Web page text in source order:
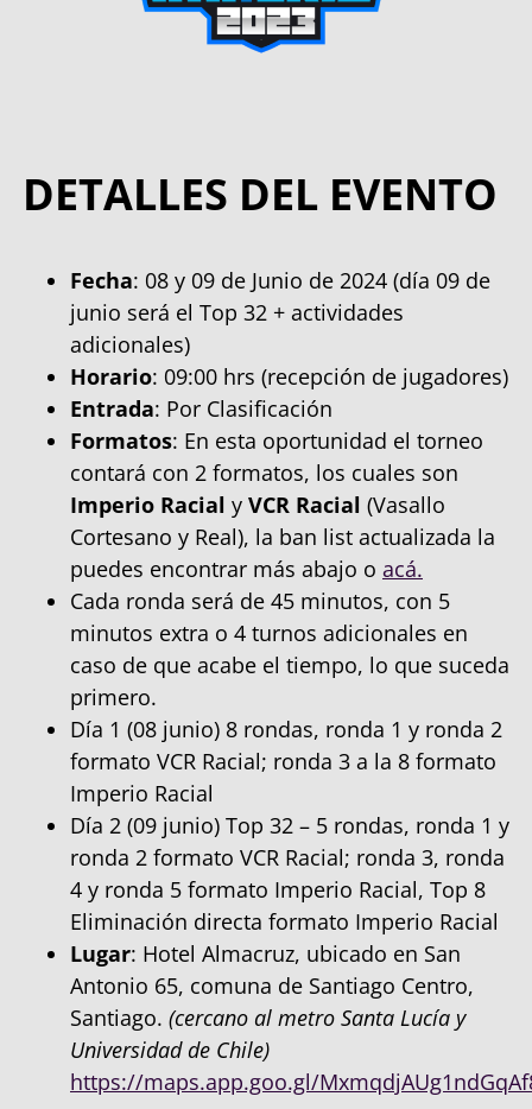
DETALLES DEL EVENTO
Fecha: 08 y 09 de Junio de 2024 (día 09 de
junio será el Top 32 + actividades
adicionales)
Horario: 09:00 hrs (recepción de jugadores)
Entrada: Por Clasificación
Formatos: En esta oportunidad el torneo
contará con 2 formatos, los cuales son
Imperio Racial y VCR Racial (Vasallo
Cortesano y Real), la ban list actualizada la
puedes encontrar más abajo o acá.
Cada ronda será de 45 minutos, con 5
minutos extra o 4 turnos adicionales en
caso de que acabe el tiempo, lo que suceda
primero.
Día 1 (08 junio) 8 rondas, ronda 1 y ronda 2
formato VCR Racial; ronda 3 a la 8 formato
Imperio Racial
Día 2 (09 junio) Top 32 – 5 rondas, ronda 1 y
ronda 2 formato VCR Racial; ronda 3, ronda
4 y ronda 5 formato Imperio Racial, Top 8
Eliminación directa formato Imperio Racial
Lugar: Hotel Almacruz, ubicado en San
Antonio 65, comuna de Santiago Centro,
Santiago. (cercano al metro Santa Lucía y
Universidad de Chile)
https://maps.app.goo.gl/